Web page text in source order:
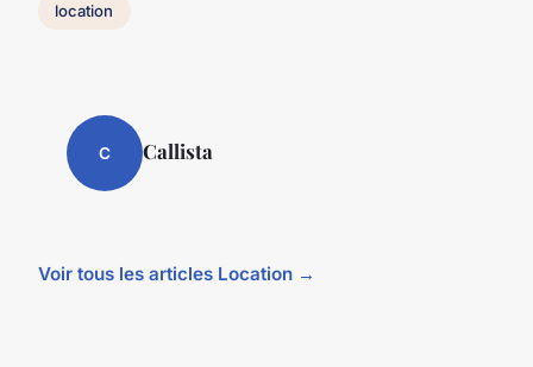
location
C Callista
Voir tous les articles Location →